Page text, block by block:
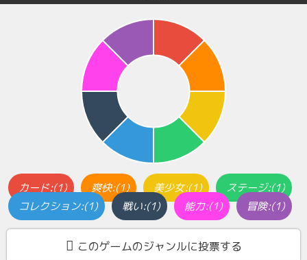
カード:(1) 爽快:(1) 美少女:(1)
ステージ:(1)
コレクション:(1)
戦い:(1) 能力:(1) 冒険:(1)
このゲームのジャンルに投票する